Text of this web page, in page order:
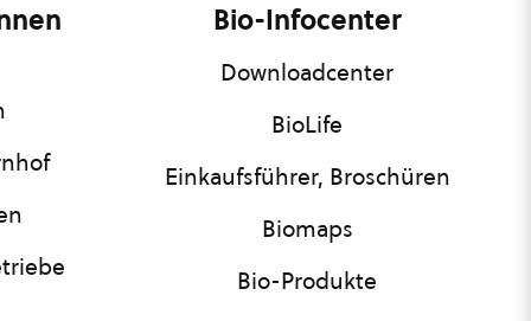
Bio-Infocenter
Downloadcenter
BioLife
Einkaufsführer, Broschüren
Biomaps
Bio-Produkte